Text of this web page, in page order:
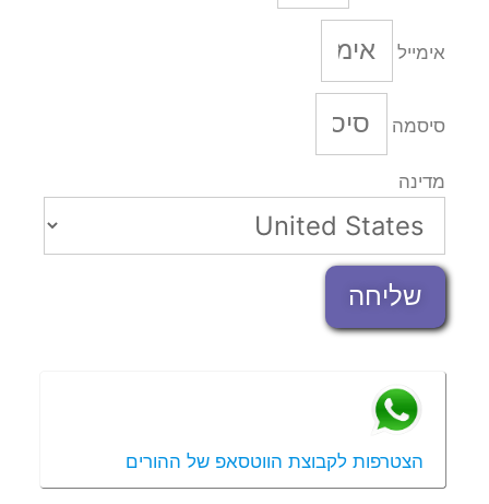
אימייל
סיסמה
מדינה
שליחה
הצטרפות לקבוצת הווטסאפ של ההורים